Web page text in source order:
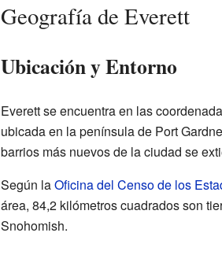
Geografía de Everett
Ubicación y Entorno
Everett se encuentra en las
ubicada en la península de Port
barrios más nuevos de la ciudad se
Según laOficina del Censo de los
área, 84,2 kilómetros cuadrados son
Snohomish.